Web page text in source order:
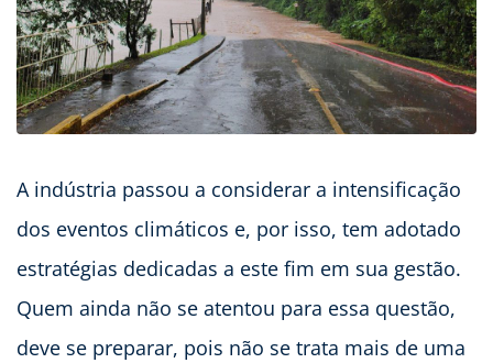
A indústria passou a considerar a intensificação
dos eventos climáticos e, por isso, tem adotado
estratégias dedicadas a este fim em sua gestão.
Quem ainda não se atentou para essa questão,
deve se preparar, pois não se trata mais de uma